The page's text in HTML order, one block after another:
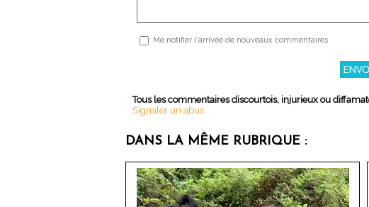
Me notifier l'arrivée de nouveaux commentaires
Tous les commentaires discourtois, injurieux ou
Signaler un abus
DANS LA MÊME RUBRIQUE :